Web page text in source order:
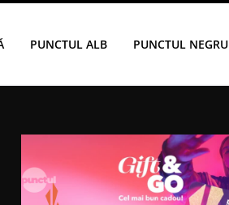
PUNCTUL ALB PUNCTUL NEGRU